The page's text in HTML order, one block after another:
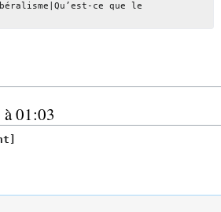
ce que le
01:03